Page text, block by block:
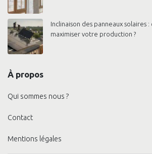
Inclinaison des panneaux solaires
maximiser votre production ?
À propos
Qui sommes nous ?
Contact
Mentions légales